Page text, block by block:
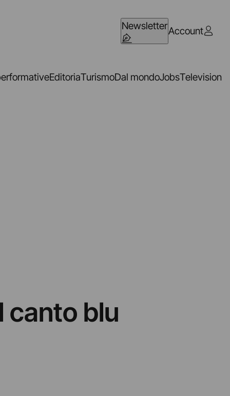
NewsletterAccount
EditoriaTurismoDal mondoJobsTelevision
canto blu